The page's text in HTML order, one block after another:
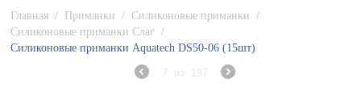
Главная / Приманки / Силиконовые приманки
/
Силиконовые приманки Слаг /
Силиконовые приманки Aquatech DS50-06 (15шт)
7 из 197